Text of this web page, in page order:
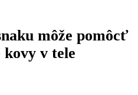
môže pomôcť
v tele